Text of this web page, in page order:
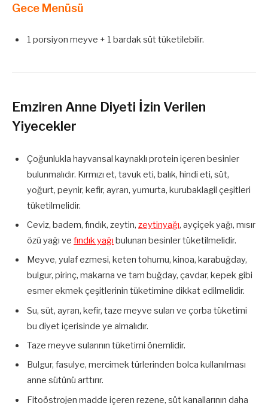
Gece Menüsü
1 porsiyon meyve + 1 bardak süt tüketilebilir.
Emziren Anne Diyeti İzin Verilen
Yiyecekler
Çoğunlukla hayvansal kaynaklı protein içeren besinler
bulunmalıdır. Kırmızı et, tavuk eti, balık, hindi eti, süt,
yoğurt, peynir, kefir, ayran, yumurta, kurubaklagil çeşitleri
tüketilmelidir.
Ceviz, badem, fındık, zeytin, zeytinyağı, ayçiçek yağı, mısır
özü yağı ve fındık yağı bulunan besinler tüketilmelidir.
Meyve, yulaf ezmesi, keten tohumu, kinoa, karabuğday,
bulgur, pirinç, makarna ve tam buğday, çavdar, kepek gibi
esmer ekmek çeşitlerinin tüketimine dikkat edilmelidir.
Su, süt, ayran, kefir, taze meyve suları ve çorba tüketimi
bu diyet içerisinde ye almalıdır.
Taze meyve sularının tüketimi önemlidir.
Bulgur, fasulye, mercimek türlerinden bolca kullanılması
anne sütünü arttırır.
Fitoöstrojen madde içeren rezene, süt kanallarının daha